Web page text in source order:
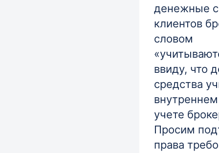
денежные
клиентов
словом
ввиду, что
средства
внутреннем
учете
Просим
права